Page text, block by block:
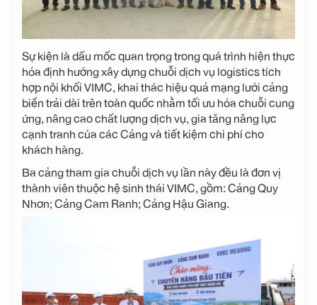
Sự kiện là dấu mốc quan trọng trong quá trình hiện thực
hóa định hướng xây dựng chuỗi dịch vụ logistics tích
hợp nội khối VIMC, khai thác hiệu quả mạng lưới cảng
biển trải dài trên toàn quốc nhằm tối ưu hóa chuỗi cung
ứng, nâng cao chất lượng dịch vụ, gia tăng năng lực
cạnh tranh của các Cảng và tiết kiệm chi phí cho
khách hàng.
Ba cảng tham gia chuỗi dịch vụ lần này đều là đơn vị
thành viên thuộc hệ sinh thái VIMC, gồm:Cảng Quy
Nhơn;Cảng Cam Ranh;Cảng Hậu Giang.